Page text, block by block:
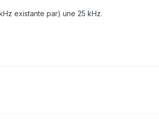
existante par) une 25 kHz.